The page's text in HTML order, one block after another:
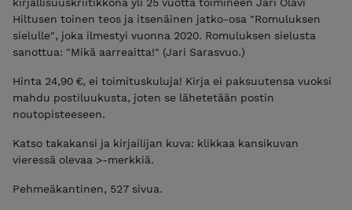
Hiltusen toinen teos ja itsenäinen jatko-osa "Romuluksen
sielulle", joka ilmestyi vuonna 2020. Romuluksen sielusta
sanottua: "Mikä aarreaitta!" (Jari Sarasvuo.)
Hinta 24,90 €, ei toimituskuluja! Kirja ei paksuutensa vuoksi
mahdu postiluukusta, joten se lähetetään postin
noutopisteeseen.
Katso takakansi ja kirjailijan kuva: klikkaa kansikuvan
vieressä olevaa >-merkkiä.
Pehmeäkantinen, 527 sivua.